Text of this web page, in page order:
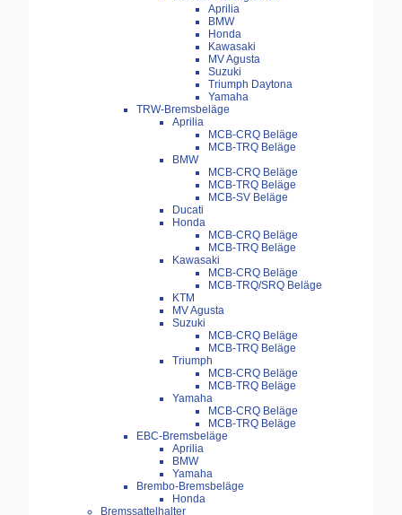
Aprilia
BMW
Honda
Kawasaki
MV Agusta
Suzuki
Triumph Daytona
Yamaha
TRW-Bremsbeläge
Aprilia
MCB-CRQ Beläge
MCB-TRQ Beläge
BMW
MCB-CRQ Beläge
MCB-TRQ Beläge
MCB-SV Beläge
Ducati
Honda
MCB-CRQ Beläge
MCB-TRQ Beläge
Kawasaki
MCB-CRQ Beläge
MCB-TRQ/SRQ Beläge
KTM
MV Agusta
Suzuki
MCB-CRQ Beläge
MCB-TRQ Beläge
Triumph
MCB-CRQ Beläge
MCB-TRQ Beläge
Yamaha
MCB-CRQ Beläge
MCB-TRQ Beläge
EBC-Bremsbeläge
Aprilia
BMW
Yamaha
Brembo-Bremsbeläge
Honda
Bremssattelhalter